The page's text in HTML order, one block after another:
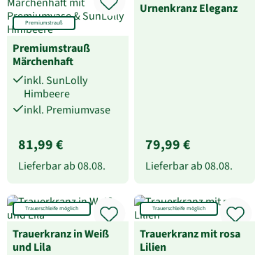
Premiumstrauß
Premiumstrauß
Märchenhaft
inkl. SunLolly
Himbeere
inkl. Premiumvase
81,99 €
Lieferbar ab08.08.
Urnenkranz Eleganz
79,99 €
Lieferbar ab08.08.
Trauerschleife möglich
Trauerkranz in Weiß
und Lila
Trauerschleife möglich
Trauerkranz mit rosa
Lilien